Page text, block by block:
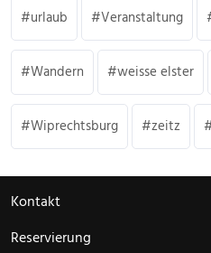
urlaub Veranstaltung
Wandern weisse elster
Wiprechtsburg zeitz
Kontakt
Reservierung